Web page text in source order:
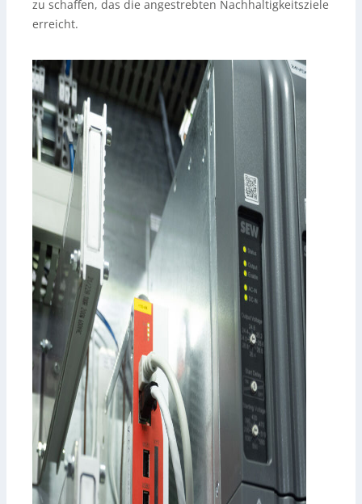
zu schaffen, das die angestrebten Nachhaltigkeitsziele
erreicht.